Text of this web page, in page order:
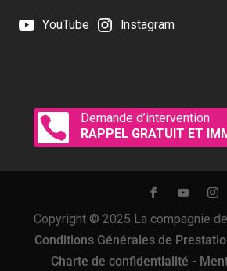
YouTube Instagram

Demande d’intervention
RAPPEL GRATUIT ET
Copyright © 2025 La compagnie
Conditions Générales de
Charte de confidentialité -